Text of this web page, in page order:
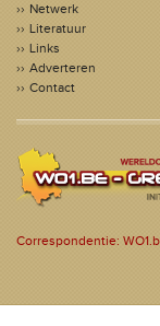
Netwerk
Literatuur
Links
Adverteren
Contact
Correspondentie: